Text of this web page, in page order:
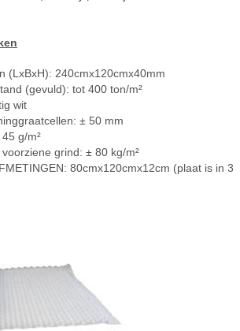
(LxBxH): 240cmx120cmx40mm
(gevuld): tot 400 ton/m²
wit
± 50 mm
g/m²
grind: ± 80 kg/m²
80cmx120cmx12cm (plaat is in 3